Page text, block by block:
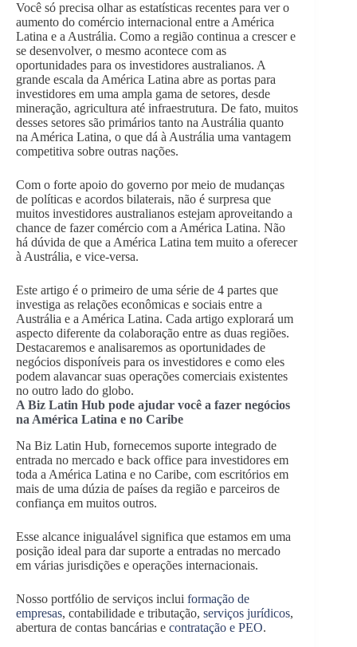
Você só precisa olhar as estatísticas recentes para ver o
aumento do comércio internacional entre a América
Latina e a Austrália. Como a região continua a crescer e
se desenvolver, o mesmo acontece com as
oportunidades para os investidores australianos. A
grande escala da América Latina abre as portas para
investidores em uma ampla gama de setores, desde
mineração, agricultura até infraestrutura. De fato, muitos
desses setores são primários tanto na Austrália quanto
na América Latina, o que dá à Austrália uma vantagem
competitiva sobre outras nações.
Com o forte apoio do governo por meio de mudanças
de políticas e acordos bilaterais, não é surpresa que
muitos investidores australianos estejam aproveitando a
chance de fazer comércio com a América Latina. Não
há dúvida de que a América Latina tem muito a oferecer
à Austrália, e vice-versa.
Este artigo é o primeiro de uma série de 4 partes que
investiga as relações econômicas e sociais entre a
Austrália e a América Latina. Cada artigo explorará um
aspecto diferente da colaboração entre as duas regiões.
Destacaremos e analisaremos as oportunidades de
negócios disponíveis para os investidores e como eles
podem alavancar suas operações comerciais existentes
no outro lado do globo.
A Biz Latin Hub pode ajudar você a fazer negócios
na América Latina e no Caribe
Na Biz Latin Hub, fornecemos suporte integrado de
entrada no mercado e back office para investidores em
toda a América Latina e no Caribe, com escritórios em
mais de uma dúzia de países da região e parceiros de
confiança em muitos outros.
Esse alcance inigualável significa que estamos em uma
posição ideal para dar suporte a entradas no mercado
em várias jurisdições e operações internacionais.
Nosso portfólio de serviços inclui formação de
empresas, contabilidade e tributação, serviços jurídicos,
abertura de contas bancárias e contratação e PEO.